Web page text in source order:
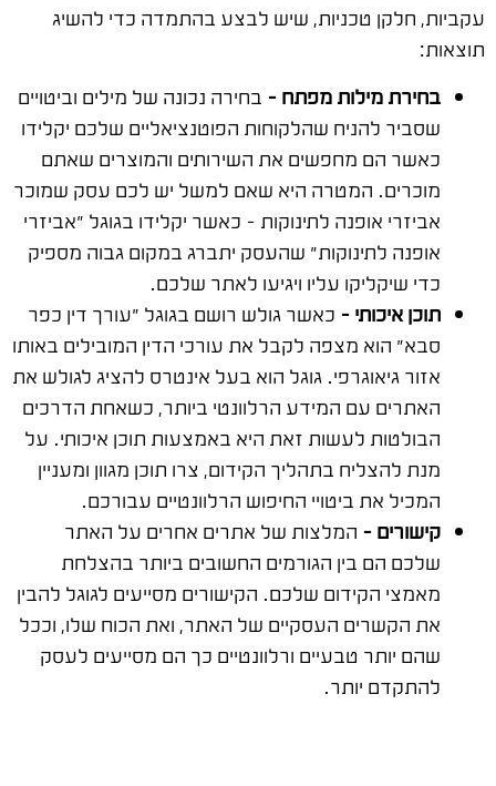
עקביות, חלקן טכניות, שיש לבצע בהתמדה כדי להשיג
תוצאות:
בחירת מילות מפתח – בחירה נכונה של מילים וביטויים
שסביר להניח שהלקוחות הפוטנציאליים שלכם יקלידו
כאשר הם מחפשים את השירותים והמוצרים שאתם
מוכרים. המטרה היא שאם למשל יש לכם עסק שמוכר
אביזרי אופנה לתינוקות – כאשר יקלידו בגוגל "אביזרי
אופנה לתינוקות" שהעסק יתברג במקום גבוה מספיק
כדי שיקליקו עליו ויגיעו לאתר שלכם.
תוכן איכותי – כאשר גולש רושם בגוגל "עורך דין כפר
סבא" הוא מצפה לקבל את עורכי הדין המובילים באותו
אזור גיאוגרפי. גוגל הוא בעל אינטרס להציג לגולש את
האתרים עם המידע הרלוונטי ביותר, כשאחת הדרכים
הבולטות לעשות זאת היא באמצעות תוכן איכותי. על
מנת להצליח בתהליך הקידום, צרו תוכן מגוון ומעניין
המכיל את ביטויי החיפוש הרלוונטיים עבורכם.
קישורים – המלצות של אתרים אחרים על האתר
שלכם הם בין הגורמים החשובים ביותר בהצלחת
מאמצי הקידום שלכם. הקישורים מסייעים לגוגל להבין
את הקשרים העסקיים של האתר, ואת הכוח שלו, וככל
שהם יותר טבעיים ורלוונטיים כך הם מסייעים לעסק
להתקדם יותר.